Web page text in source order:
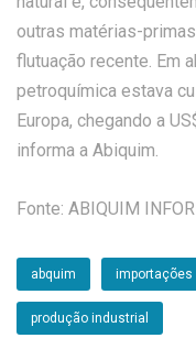
outras matérias-
flutuação recente. Em
petroquímica estava
Europa, chegando a
informa a Abiquim.
Fonte: ABIQUIM
abquim importações
produção industrial